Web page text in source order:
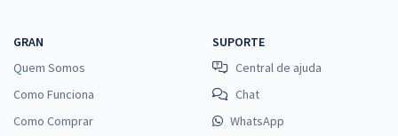
GRAN
Quem Somos
Como Funciona
Como Comprar
SUPORTE
Central de ajuda
Chat
WhatsApp